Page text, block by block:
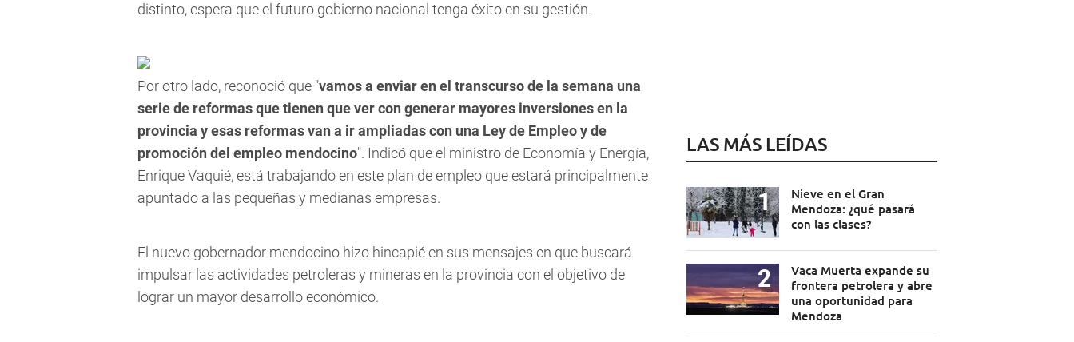
distinto, espera que el futuro gobierno nacional tenga éxito en su gestión.
Por otro lado, reconoció que "vamos a enviar en el transcurso de la semana una
serie de reformas que tienen que ver con generar mayores inversiones en la
provincia y esas reformas van a ir ampliadas con una Ley de Empleo y de
promoción del empleo mendocino". Indicó que el ministro de Economía y Energía,
Enrique Vaquié, está trabajando en este plan de empleo que estará principalmente
apuntado a las pequeñas y medianas empresas.
El nuevo gobernador mendocino hizo hincapié en sus mensajes en que buscará
impulsar las actividades petroleras y mineras en la provincia con el objetivo de
lograr un mayor desarrollo económico.
LAS MÁS LEÍDAS
Nieve en el Gran
Mendoza: ¿qué pasará
con las clases?
Vaca Muerta expande su
frontera petrolera y abre
una oportunidad para
Mendoza